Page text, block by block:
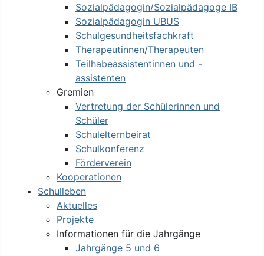
Sozialpädagogin/Sozialpädagoge IB
Sozialpädagogin UBUS
Schulgesundheitsfachkraft
Therapeutinnen/Therapeuten
Teilhabeassistentinnen und -
assistenten
Gremien
Vertretung der Schülerinnen und
Schüler
Schulelternbeirat
Schulkonferenz
Förderverein
Kooperationen
Schulleben
Aktuelles
Projekte
Informationen für die Jahrgänge
Jahrgänge 5 und 6